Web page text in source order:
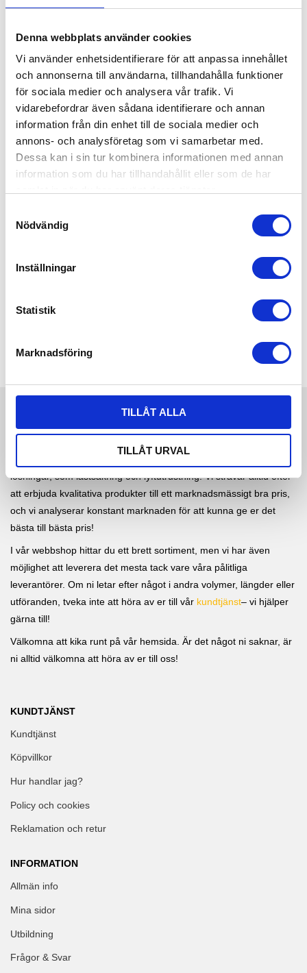
Denna webbplats använder cookies
Vi använder enhetsidentifierare för att anpassa innehållet
och annonserna till användarna, tillhandahålla funktioner
för sociala medier och analysera vår trafik. Vi
vidarebefordrar även sådana identifierare och annan
information från din enhet till de sociala medier och
annons- och analysföretag som vi samarbetar med.
Dessa kan i sin tur kombinera informationen med annan
information som du har tillhandahållit eller som de har
Nödvändig
Inställningar
Statistik
Marknadsföring
TILLÅT ALLA
TILLÅT URVAL
För mer hjälp kontakta oss på info@swelash.se eller ring 042-
Vi är ett ungt företag med lång erfarenhet inom industri- och
lösningar, som lastsäkring och lyftutrustning. Vi strävar alltid efter
att erbjuda kvalitativa produkter till ett marknadsmässigt bra pris,
och vi analyserar konstant marknaden för att kunna ge er det
bästa till bästa pris!
I vår webbshop hittar du ett brett sortiment, men vi har även
möjlighet att leverera det mesta tack vare våra pålitliga
leverantörer. Om ni letar efter något i andra volymer, längder eller
utföranden, tveka inte att höra av er till vår kundtjänst– vi hjälper
gärna till!
Välkomna att kika runt på vår hemsida. Är det något ni saknar, är
ni alltid välkomna att höra av er till oss!
KUNDTJÄNST
Kundtjänst
Köpvillkor
Hur handlar jag?
Policy och cookies
Reklamation och retur
INFORMATION
Allmän info
Mina sidor
Utbildning
Frågor & Svar